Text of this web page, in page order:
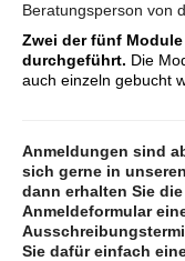
Beratungsperson von
Zwei der fünf
durchgeführt. Die
auch einzeln gebucht
Anmeldungen sind
sich gerne in
dann erhalten Sie
Anmeldeformular
Sie dafür einfach